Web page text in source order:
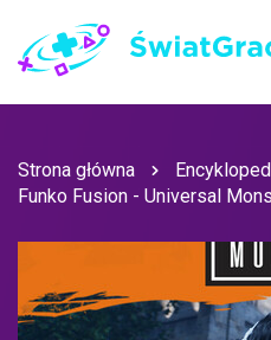
Strona główna
Funko Fusion - Universal